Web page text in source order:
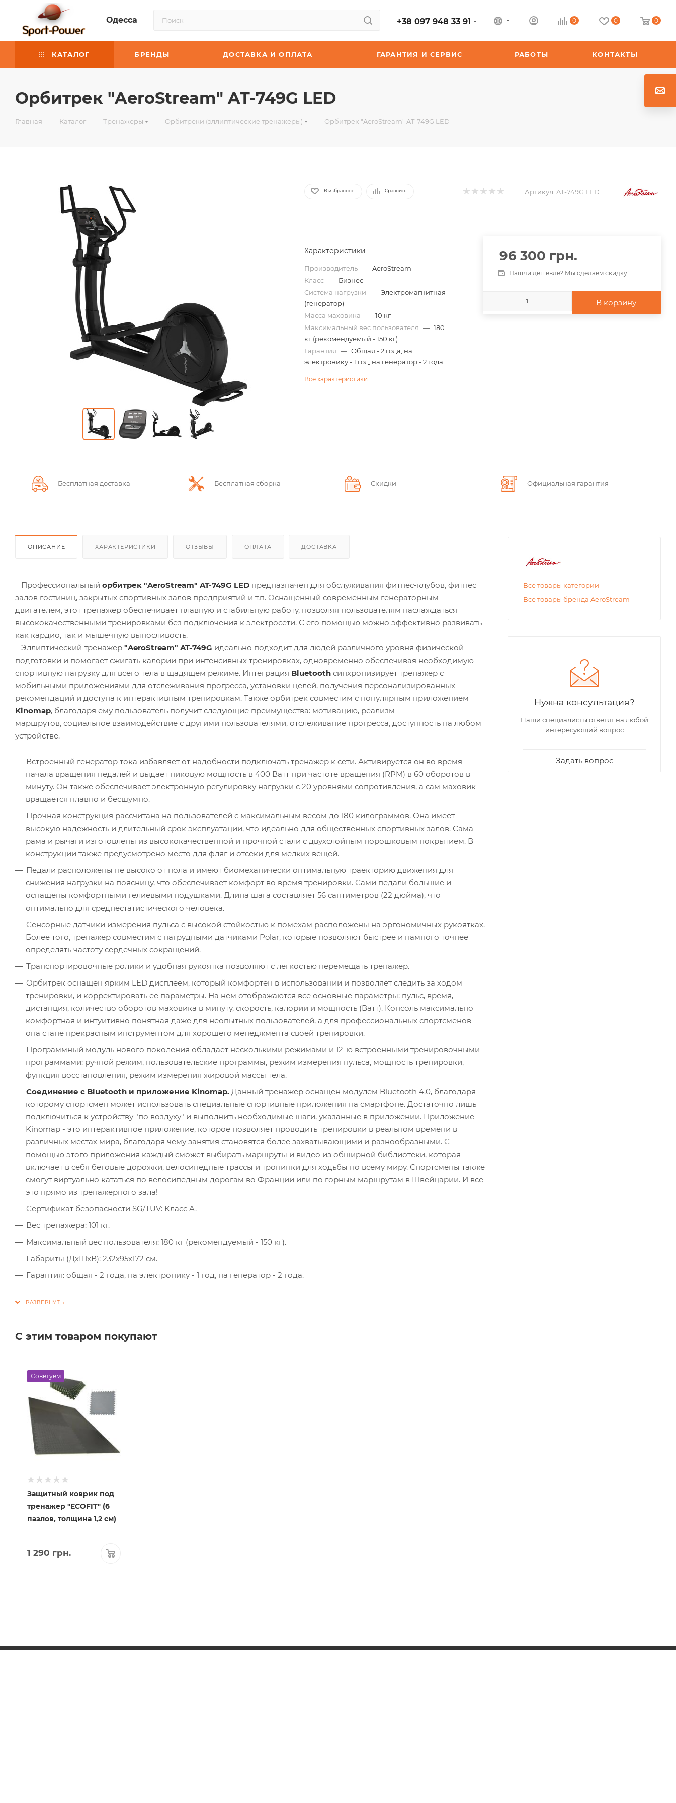
Одесса +38 097 948 33 91 0 0 0
КАТАЛОГ БРЕНДЫ ДОСТАВКА И ОПЛАТА ГАРАНТИЯ И СЕРВИС РАБОТЫ КОНТАКТЫ
Орбитрек "AeroStream" AT-749G LED
Главная — Каталог — Тренажеры — Орбитреки (эллиптические тренажеры) — Орбитрек "AeroStream" AT-749G LED
В избранное Сравнить Артикул: AT-749G LED
Характеристики
Производитель — AeroStream
Класс — Бизнес
Система нагрузки — Электромагнитная
(генератор)
Масса маховика — 10 кг
Максимальный вес пользователя — 180
кг (рекомендуемый - 150 кг)
Гарантия — Общая - 2 года, на
электронику - 1 год, на генератор - 2 года
Все характеристики
96 300 грн.
Нашли дешевле? Мы сделаем скидку!
В корзину
Бесплатная доставка Бесплатная сборка Скидки Официальная гарантия
ОПИСАНИЕ ХАРАКТЕРИСТИКИ ОТЗЫВЫ ОПЛАТА ДОСТАВКА
Профессиональный орбитрек "AeroStream" AT-749G LED предназначен для обслуживания фитнес-клубов, фитнес
залов гостиниц, закрытых спортивных залов предприятий и т.п. Оснащенный современным генераторным
двигателем, этот тренажер обеспечивает плавную и стабильную работу, позволяя пользователям наслаждаться
высококачественными тренировками без подключения к электросети. С его помощью можно эффективно развивать
как кардио, так и мышечную выносливость.
Эллиптический тренажер "AeroStream" AT-749G идеально подходит для людей различного уровня физической
подготовки и помогает сжигать калории при интенсивных тренировках, одновременно обеспечивая необходимую
спортивную нагрузку для всего тела в щадящем режиме. Интеграция Bluetooth синхронизирует тренажер с
мобильными приложениями для отслеживания прогресса, установки целей, получения персонализированных
рекомендаций и доступа к интерактивным тренировкам. Также орбитрек совместим с популярным приложением
Kinomap, благодаря ему пользователь получит следующие преимущества: мотивацию, реализм
маршрутов, социальное взаимодействие с другими пользователями, отслеживание прогресса, доступность на любом
устройстве.
Встроенный генератор тока избавляет от надобности подключать тренажер к сети. Активируется он во время
начала вращения педалей и выдает пиковую мощность в 400 Ватт при частоте вращения (RPM) в 60 оборотов в
минуту. Он также обеспечивает электронную регулировку нагрузки с 20 уровнями сопротивления, а сам маховик
вращается плавно и бесшумно.
Прочная конструкция рассчитана на пользователей с максимальным весом до 180 килограммов. Она имеет
высокую надежность и длительный срок эксплуатации, что идеально для общественных спортивных залов. Сама
рама и рычаги изготовлены из высококачественной и прочной стали с двухслойным порошковым покрытием. В
конструкции также предусмотрено место для фляг и отсеки для мелких вещей.
Педали расположены не высоко от пола и имеют биомеханически оптимальную траекторию движения для
снижения нагрузки на поясницу, что обеспечивает комфорт во время тренировки. Сами педали большие и
оснащены комфортными гелиевыми подушками. Длина шага составляет 56 сантиметров (22 дюйма), что
оптимально для среднестатистического человека.
Сенсорные датчики измерения пульса с высокой стойкостью к помехам расположены на эргономичных рукоятках.
Более того, тренажер совместим с нагрудными датчиками Polar, которые позволяют быстрее и намного точнее
определять частоту сердечных сокращений.
Транспортировочные ролики и удобная рукоятка позволяют с легкостью перемещать тренажер.
Орбитрек оснащен ярким LED дисплеем, который комфортен в использовании и позволяет следить за ходом
тренировки, и корректировать ее параметры. На нем отображаются все основные параметры: пульс, время,
дистанция, количество оборотов маховика в минуту, скорость, калории и мощность (Ватт). Консоль максимально
комфортная и интуитивно понятная даже для неопытных пользователей, а для профессиональных спортсменов
она стане прекрасным инструментом для хорошего менеджмента своей тренировки.
Программный модуль нового поколения обладает несколькими режимами и 12-ю встроенными тренировочными
программами: ручной режим, пользовательские программы, режим измерения пульса, мощность тренировки,
функция восстановления, режим измерения жировой массы тела.
Соединение с Bluetooth и приложение Kinomap. Данный тренажер оснащен модулем Bluetooth 4.0, благодаря
которому спортсмен может использовать специальные спортивные приложения на смартфоне. Достаточно лишь
подключиться к устройству "по воздуху" и выполнить необходимые шаги, указанные в приложении. Приложение
Kinomap - это интерактивное приложение, которое позволяет проводить тренировки в реальном времени в
различных местах мира, благодаря чему занятия становятся более захватывающими и разнообразными. С
помощью этого приложения каждый сможет выбирать маршруты и видео из обширной библиотеки, которая
включает в себя беговые дорожки, велосипедные трассы и тропинки для ходьбы по всему миру. Спортсмены также
смогут виртуально кататься по велосипедным дорогам во Франции или по горным маршрутам в Швейцарии. И всё
это прямо из тренажерного зала!
Сертификат безопасности SG/TUV: Класс A.
Вес тренажера: 101 кг.
Максимальный вес пользователя: 180 кг (рекомендуемый - 150 кг).
Габариты (ДхШхВ): 232х95х172 см.
Гарантия: общая - 2 года, на электронику - 1 год, на генератор - 2 года.
С этим товаром покупают
Советуем
Защитный коврик под
тренажер "ECOFIT" (6
пазлов, толщина 1,2 см)
1 290 грн.
Все товары категории
Все товары бренда AeroStream
Нужна консультация?
Наши специалисты ответят на любой
интересующий вопрос
Задать вопрос